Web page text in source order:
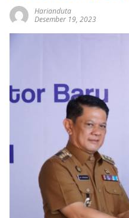
Harianduta
Desember 19, 2023